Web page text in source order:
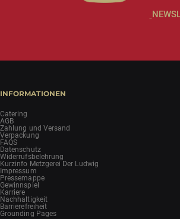
INFORMATIONEN
Catering
AGB
Zahlung und Versand
Verpackung
FAQS
Datenschutz
Widerrufsbelehrung
Kurzinfo Metzgerei Der Ludwig
Impressum
Pressemappe
Gewinnspiel
Karriere
Nachhaltigkeit
Barrierefreiheit
Grounding Pages